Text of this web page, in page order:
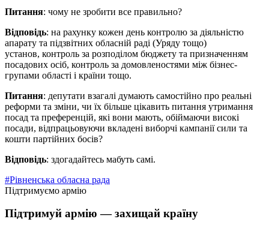
Питання: чому не зробити все правильно?
Відповідь: на рахунку кожен день контролю за діяльністю
апарату та підзвітних обласній раді (Уряду тощо)
установ, контроль за розподілом бюджету та призначенням
посадових осіб, контроль за домовленостями між бізнес-
групами області і країни тощо.
Питання: депутати взагалі думають самостійно про реальні
реформи та зміни, чи їх більше цікавить питання утримання
посад та преференцій, які вони мають, обіймаючи високі
посади, відпрацьовуючи вкладені виборчі кампанії сили та
кошти партійних босів?
Відповідь: здогадайтесь мабуть самі.
#Рівненська обласна рада
Підтримуємо армію
Підтримуй армію — захищай країну